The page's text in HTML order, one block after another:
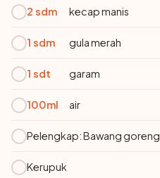
2 sdm kecap manis
1 sdm gula merah
1 sdt garam
100ml air
Pelengkap: Bawang goreng
Kerupuk